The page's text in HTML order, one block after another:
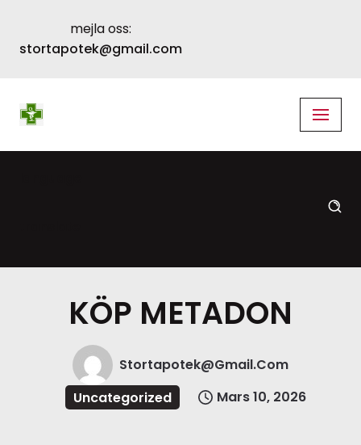
Skip
mejla oss:
stortapotek@gmail.com
KÖP METADON
Stortapotek@gmail.com
Uncategorized
Mars 10, 2026